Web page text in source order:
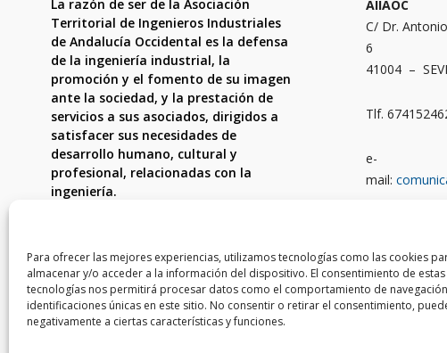
Para ofrecer las mejores experiencias, utilizamos tecnologías como las cookies
almacenar y/o acceder a la información del dispositivo. El consentimiento de estas
tecnologías nos permitirá procesar datos como el comportamiento de
identificaciones únicas en este sitio. No consentir o retirar el consentimiento,
negativamente a ciertas características y funciones.
La razón de ser de la Asociación
Territorial de Ingenieros Industriales
de Andalucía Occidental es la defensa
de la ingeniería industrial, la
promoción y el fomento de su imagen
ante la sociedad, y la prestación de
servicios a sus asociados, dirigidos a
satisfacer sus necesidades de
desarrollo humano, cultural y
profesional, relacionadas con la
ingeniería.
AIIAOC
C/ Dr.
6
41004 –
Tlf.
e-
mail:
Ámbito